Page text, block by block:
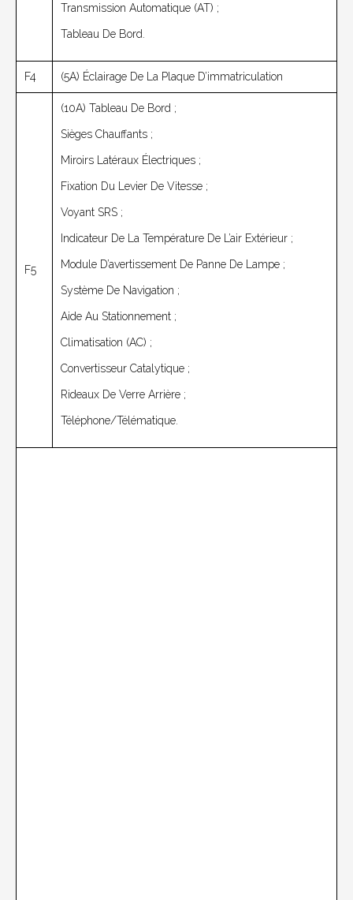
Transmission Automatique (AT) ;
Tableau De Bord.
F4 (5A) Éclairage De La Plaque D’immatriculation
F5
(10A) Tableau De Bord ;
Sièges Chauffants ;
Miroirs Latéraux Électriques ;
Fixation Du Levier De Vitesse ;
Voyant SRS ;
Indicateur De La Température De L’air Extérieur ;
Module D’avertissement De Panne De Lampe ;
Système De Navigation ;
Aide Au Stationnement ;
Climatisation (AC) ;
Convertisseur Catalytique ;
Rideaux De Verre Arrière ;
Téléphone/Télématique.